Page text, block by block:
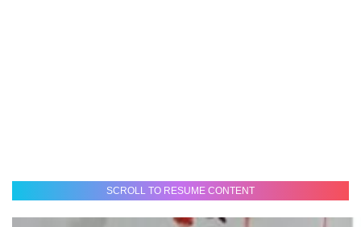
SCROLL TO RESUME CONTENT